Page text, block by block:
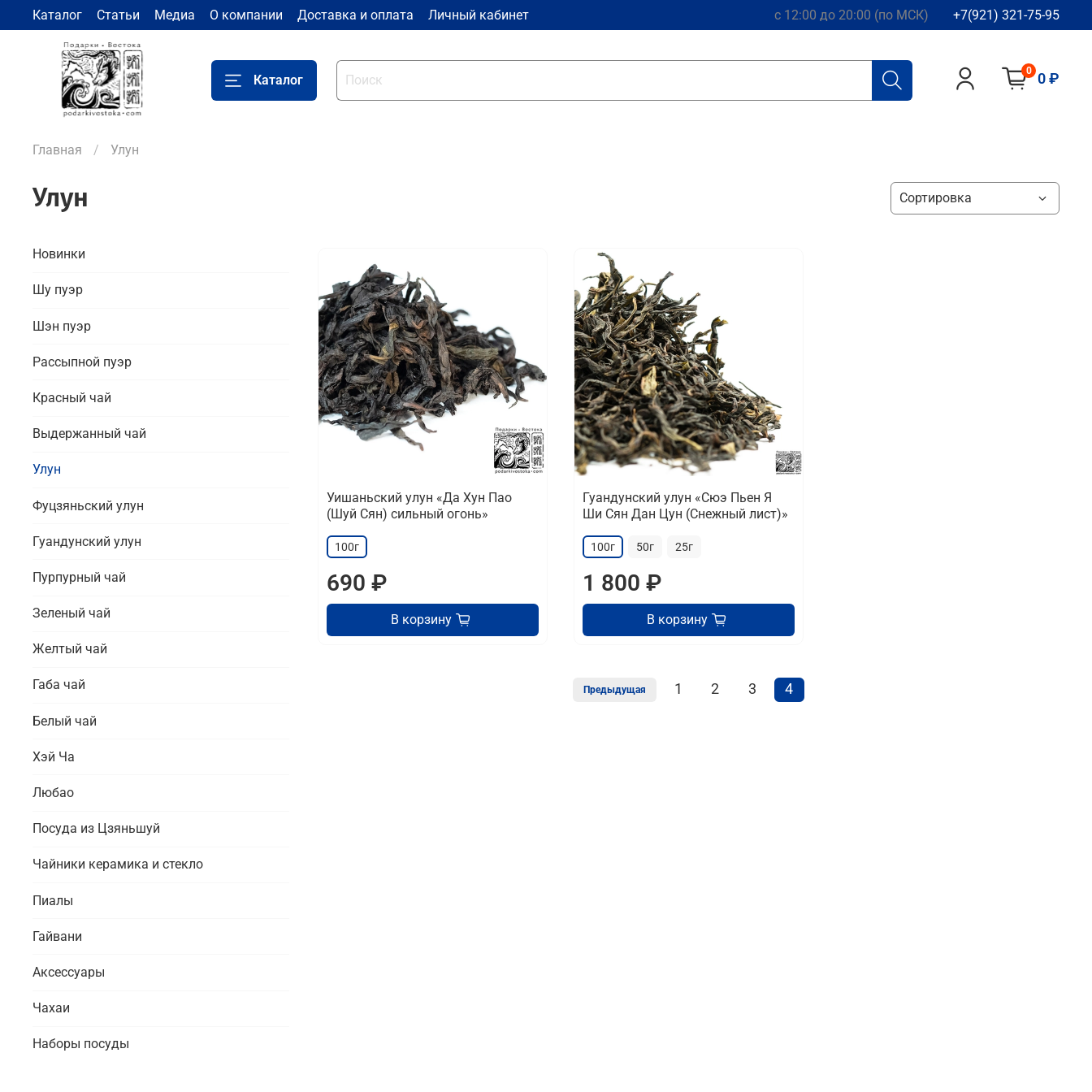
Каталог Статьи Медиа О компании Доставка и оплата Личный кабинет с 12:00 до 20:00 (по МСК) +7(921) 321-75-95
Каталог
0 0 ₽
Главная Улун
Улун
Уишаньский улун «Да Хун Пао
(Шуй Сян) сильный огонь»
100г
690 ₽
В корзину
Гуандунский улун «Сюэ Пьен Я
Ши Сян Дан Цун (Снежный лист)»
100г 50г 25г
1 800 ₽
В корзину
Предыдущая 1 2 3 4
Новинки
Шу пуэр
Шэн пуэр
Рассыпной пуэр
Красный чай
Выдержанный чай
Улун
Фуцзяньский улун
Гуандунский улун
Пурпурный чай
Зеленый чай
Желтый чай
Габа чай
Белый чай
Хэй Ча
Любао
Посуда из Цзяньшуй
Чайники керамика и стекло
Пиалы
Гайвани
Аксессуары
Чахаи
Наборы посуды